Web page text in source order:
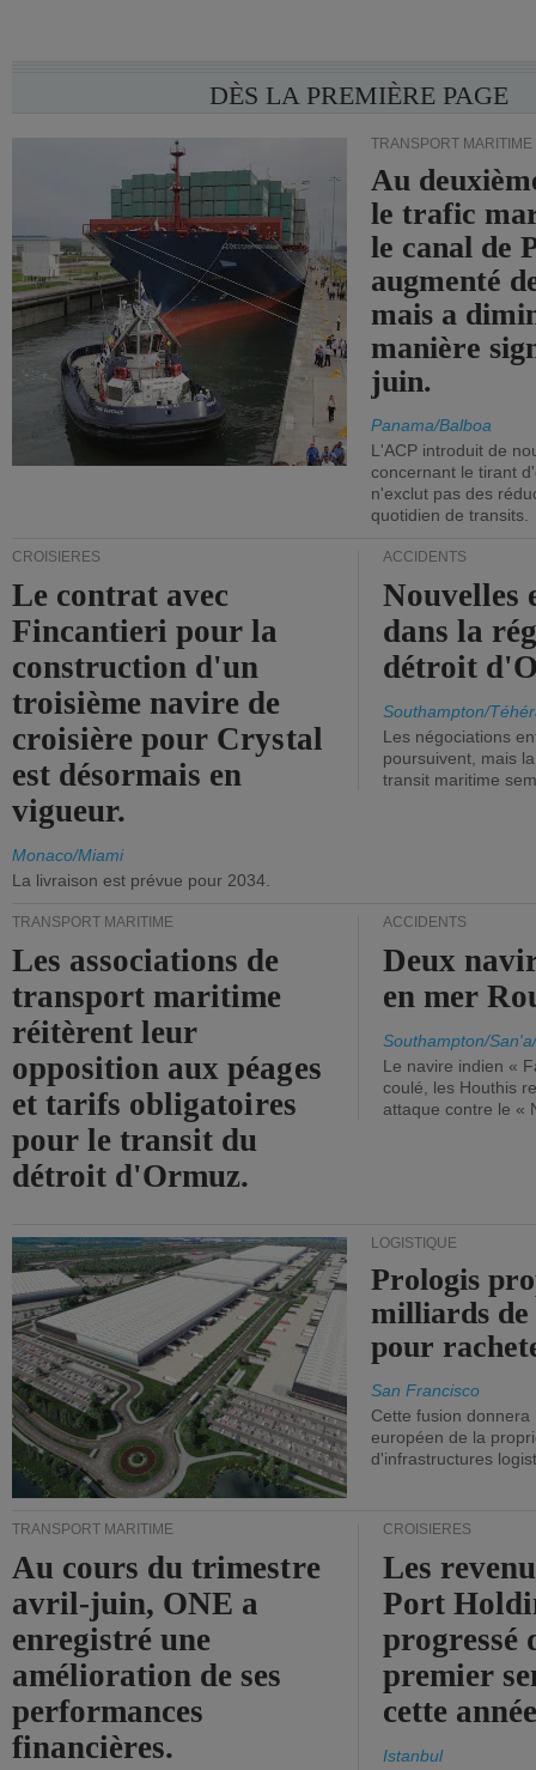
DÈS LA PREMIÈRE PAGE
TRANSPORT MARITIME
Au
le trafic
le canal de
augmenté
mais a
manière
juin.
Panama/Balboa
L'ACP introduit de
concernant le tirant
n'exclut pas des
quotidien de transits.
CROISIÈRES
Le contrat avec
Fincantieri pour la
construction d'un
troisième navire de
croisière pour Crystal
est désormais en
vigueur.
Monaco/Miami
La livraison est prévue pour 2034.
ACCIDENTS
Nouvelles
dans la
détroit
Southampton/
Les négociations
poursuivent, mais
transit maritime
TRANSPORT MARITIME
Les associations de
transport maritime
réitèrent leur
opposition aux péages
et tarifs obligatoires
pour le transit du
détroit d'Ormuz.
ACCIDENTS
Deux
en mer
Southampton/
Le navire indien «
coulé, les Houthis
attaque contre le «
LOGISTIQUE
Prologis
milliards
pour
San Francisco
Cette fusion
européen de la
d'infrastructures
TRANSPORT MARITIME
Au cours du trimestre
avril-juin, ONE a
enregistré une
amélioration de ses
performances
financières.
CROISIÈRES
Les
Port
progressé
premier
cette
Istanbul